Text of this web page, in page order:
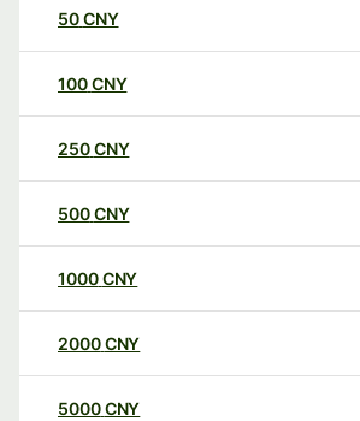
50CNY
100CNY
250CNY
500CNY
1000CNY
2000CNY
5000CNY